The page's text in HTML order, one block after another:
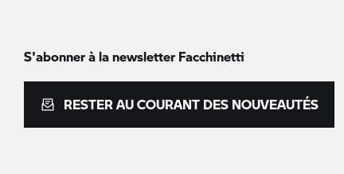
S'abonner à la newsletter Facchinetti
RESTER AU COURANT DES NOUVEAUTÉS